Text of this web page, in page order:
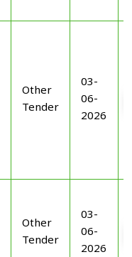
Other
Tender
03-
06-
2026
Other
Tender
03-
06-
2026